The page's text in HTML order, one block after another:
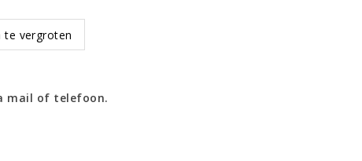
te vergroten
mail of telefoon.